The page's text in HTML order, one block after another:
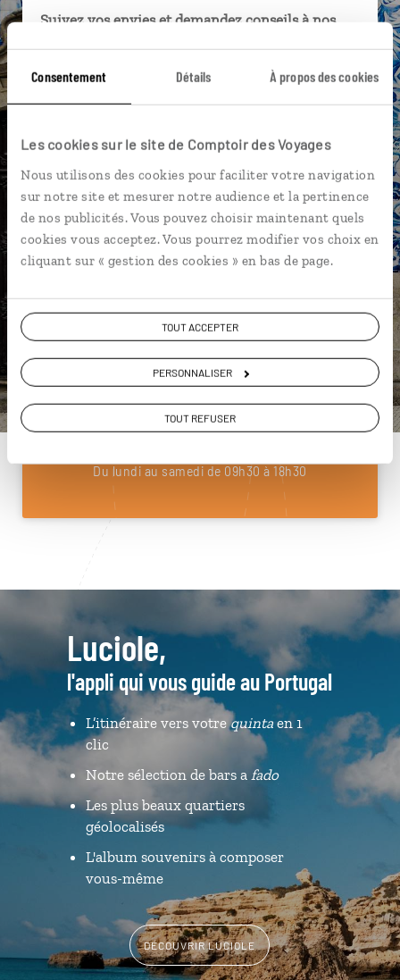
Consentement Détails À propos des cookies
Les cookies sur le site de Comptoir des Voyages
Nous utilisons des cookies pour faciliter votre navigation
sur notre site et mesurer notre audience et la pertinence
de nos publicités. Vous pouvez choisir maintenant quels
cookies vous acceptez. Vous pourrez modifier vos choix en
cliquant sur « gestion des cookies » en bas de page.
TOUT ACCEPTER
PERSONNALISER
TOUT REFUSER
Suivez vos envies et demandez conseils à nos
Ils sauront organiser votre itinéraire au plus
près de vos envies et de la réalité du pays.
connectés en agence, mais aussi par email ou
téléphone.
Vous gardez le même interlocuteur avant,
pendant et après votre voyage.
DEMANDER UN DEVIS
ou
Construisez votre voyage avec un spécialiste Portugal
01 85 08 10 49
Du lundi au samedi de 09h30 à 18h30
Luciole,
l'appli qui vous guide au Portugal
L’itinéraire vers votrequintaen 1
clic
Notre sélection de bars a fado
Les plus beaux quartiers
géolocalisés
L'album souvenirs à composer
vous-même
DÉCOUVRIR LUCIOLE